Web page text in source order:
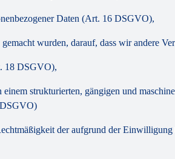
Daten (Art. 16 DSGVO),
wurden, darauf, dass wir andere
18 DSGVO),
strukturierten, gängigen und
der aufgrund der